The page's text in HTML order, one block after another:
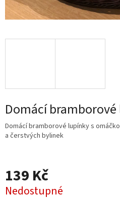
Domácí
Domácí bramborové lupínky s
a čerstvých bylinek
139 Kč
cena:
Nedostupné